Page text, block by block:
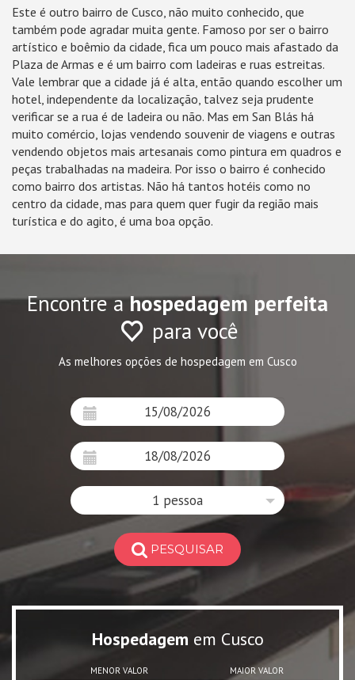
Este é outro bairro de Cusco, não muito conhecido, que
também pode agradar muita gente. Famoso por ser o bairro
artístico e boêmio da cidade, fica um pouco mais afastado da
Plaza de Armas e é um bairro com ladeiras e ruas estreitas.
Vale lembrar que a cidade já é alta, então quando escolher um
hotel, independente da localização, talvez seja prudente
verificar se a rua é de ladeira ou não. Mas em San Blás há
muito comércio, lojas vendendo souvenir de viagens e outras
vendendo objetos mais artesanais como pintura em quadros e
peças trabalhadas na madeira. Por isso o bairro é conhecido
como bairro dos artistas. Não há tantos hotéis como no
centro da cidade, mas para quem quer fugir da região mais
turística e do agito, é uma boa opção.
Encontre ahospedagem perfeita
para você
As melhores opções de hospedagem em Cusco
1 pessoa
PESQUISAR
Hospedagem em Cusco
MENOR VALOR MAIOR VALOR